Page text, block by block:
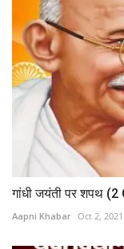
गांधी जयंती पर शपथ
Aapni Khabar Oct 2, 2021